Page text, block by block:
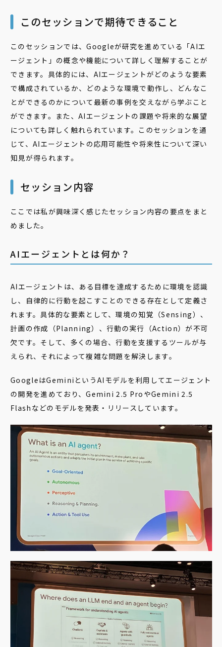
このセッションで期待できること
このセッションでは、Googleが研究を進めている「AIエ
ージェント」の概念や機能について詳しく理解することが
できます。具体的には、AIエージェントがどのような要素
で構成されているか、どのような環境で動作し、どんなこ
とができるのかについて最新の事例を交えながら学ぶこと
ができます。また、AIエージェントの課題や将来的な展望
についても詳しく触れられています。このセッションを通
じて、AIエージェントの応用可能性や将来性について深い
知見が得られます。
セッション内容
ここでは私が興味深く感じたセッション内容の要点をまと
めました。
AIエージェントとは何か？
AIエージェントは、ある目標を達成するために環境を認識
し、自律的に行動を起こすことのできる存在として定義さ
れます。具体的な要素として、環境の知覚（Sensing）、
計画の作成（Planning）、行動の実行（Action）が不可
欠です。そして、多くの場合、行動を支援するツールが与
えられ、それによって複雑な問題を解決します。
GoogleはGeminiというAIモデルを利用してエージェント
の開発を進めており、Gemini 2.5 ProやGemini 2.5
Flashなどのモデルを発表・リリースしています。